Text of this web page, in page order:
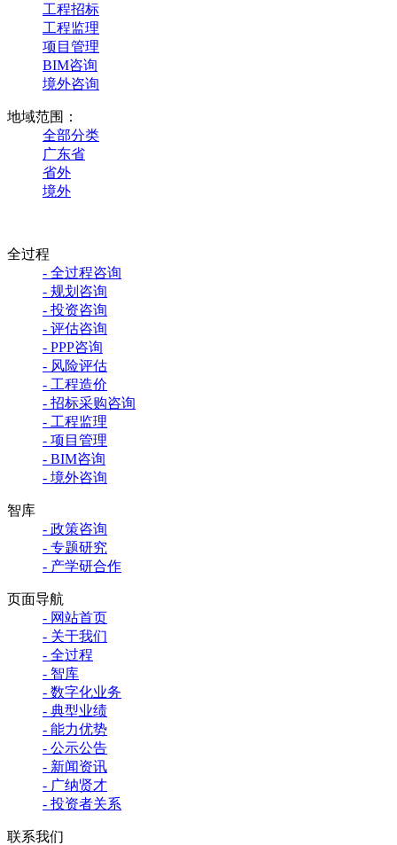
工程招标
工程监理
项目管理
BIM咨询
境外咨询
地域范围：
全部分类
广东省
省外
境外
全过程
- 全过程咨询
- 规划咨询
- 投资咨询
- 评估咨询
- PPP咨询
- 风险评估
- 工程造价
- 招标采购咨询
- 工程监理
- 项目管理
- BIM咨询
- 境外咨询
智库
- 政策咨询
- 专题研究
- 产学研合作
页面导航
- 网站首页
- 关于我们
- 全过程
- 智库
- 数字化业务
- 典型业绩
- 能力优势
- 公示公告
- 新闻资讯
- 广纳贤才
- 投资者关系
联系我们